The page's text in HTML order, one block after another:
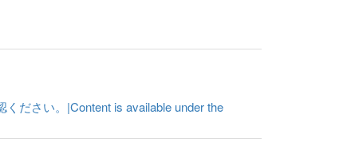
ださい。|Content is available under the